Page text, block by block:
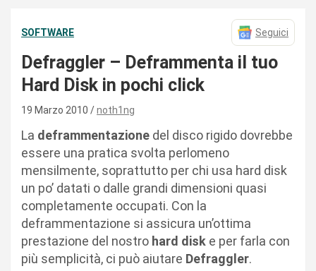
SOFTWARE Seguici
Defraggler – Deframmenta il tuo
Hard Disk in pochi click
19 Marzo 2010 noth1ng
La deframmentazione del disco rigido dovrebbe
essere una pratica svolta perlomeno
mensilmente, soprattutto per chi usa hard disk
un po’ datati o dalle grandi dimensioni quasi
completamente occupati. Con la
deframmentazione si assicura un’ottima
prestazione del nostro hard disk e per farla con
più semplicità, ci può aiutare Defraggler.